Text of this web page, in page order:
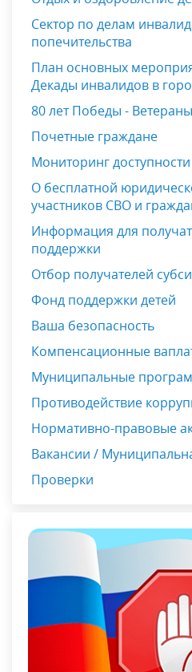
Сектор по делам
попечительства
План основных
Декады инвалидов в
80 лет Победы -
Почетные граждане
Мониторинг
О бесплатной
участников СВО и
Информация для
поддержки
Отбор получателей
Фонд поддержки детей
Ваша безопасность
Компенсационные
Муниципальные
Противодействие
Нормативно-правовые
Вакансии /
Проверки